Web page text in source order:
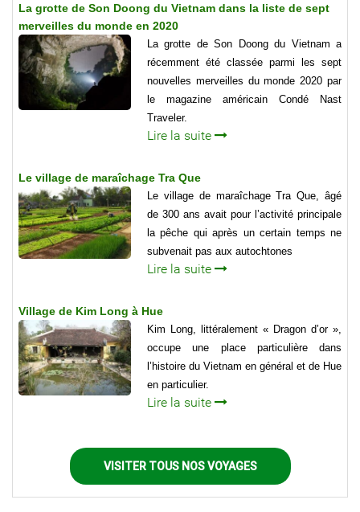
La grotte de Son Doong du Vietnam dans la liste de sept
merveilles du monde en 2020
La grotte de Son Doong du Vietnam a
récemment été classée parmi les sept
nouvelles merveilles du monde 2020 par
le magazine américain Condé Nast
Traveler.
Lire la suite
Le village de maraîchage Tra Que
Le village de maraîchage Tra Que, âgé
de 300 ans avait pour l’activité principale
la pêche qui après un certain temps ne
subvenait pas aux autochtones
Lire la suite
Village de Kim Long à Hue
Kim Long, littéralement « Dragon d’or »,
occupe une place particulière dans
l’histoire du Vietnam en général et de Hue
en particulier.
Lire la suite
VISITER TOUS NOS VOYAGES